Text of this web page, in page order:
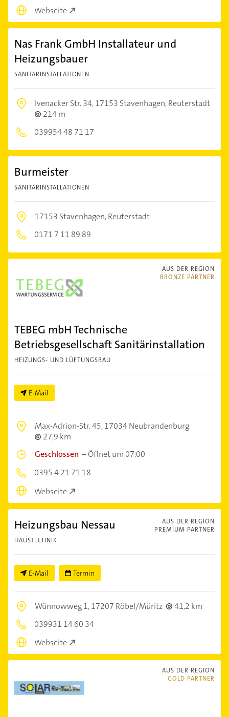
Webseite
Nas Frank GmbH Installateur und
Heizungsbauer
SANITÄRINSTALLATIONEN
Ivenacker Str. 34,17153 Stavenhagen, Reuterstadt
214 m
039954 48 71 17
Burmeister
SANITÄRINSTALLATIONEN
17153 Stavenhagen, Reuterstadt
0171 7 11 89 89
AUS DER REGION
BRONZE PARTNER
TEBEG mbH Technische
Betriebsgesellschaft Sanitärinstallation
HEIZUNGS- UND LÜFTUNGSBAU
E-Mail
Max-Adrion-Str. 45,17034 Neubrandenburg
27,9 km
Geschlossen –Öffnet um 07:00
0395 4 21 71 18
Webseite
AUS DER REGION
PREMIUM PARTNER
Heizungsbau Nessau
HAUSTECHNIK
E-Mail Termin
Wünnowweg 1,17207 Röbel/Müritz
41,2 km
039931 14 60 34
Webseite
AUS DER REGION
GOLD PARTNER